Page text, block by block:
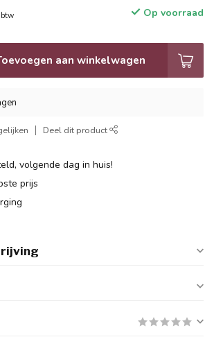
Op voorraad
aan winkelwagen
Deel dit product
volgende dag in huis!
prijs